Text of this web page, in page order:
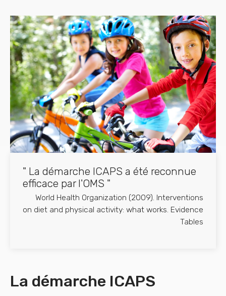
" La démarche ICAPS a été reconnue
efficace par l'OMS "
World Health Organization (2009). Interventions
on diet and physical activity: what works. Evidence
Tables
La démarche ICAPS